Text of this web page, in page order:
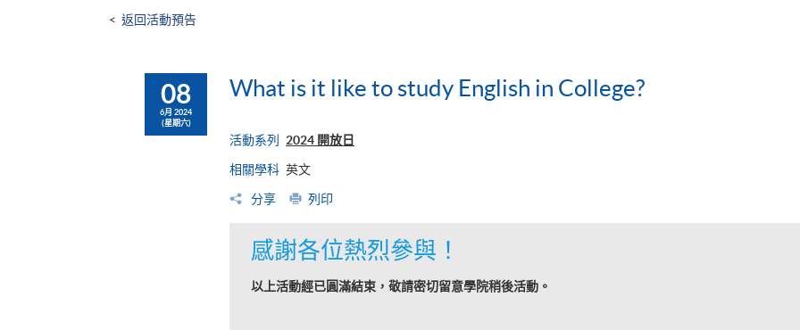
< 返回活動預告
08
6月 2024
(星期六)
What is it like to study English in College?
活動系列 2024 開放日
相關學科 英文
分享 列印
感謝各位熱烈參與！
以上活動經已圓滿結束，敬請密切留意學院稍後活動。